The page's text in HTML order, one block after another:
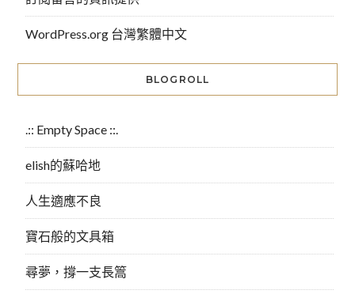
WordPress.org 台灣繁體中文
BLOGROLL
.:: Empty Space ::.
elish的蘇哈地
人生適應不良
寶石般的文具箱
尋夢，撐一支長篙